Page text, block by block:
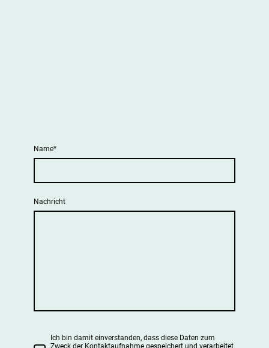
Name*
Nachricht
Ich bin damit einverstanden, dass diese Daten zum
Zweck der Kontaktaufnahme gespeichert und verarbeitet